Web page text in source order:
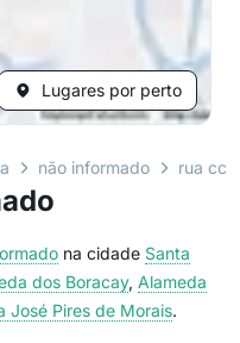
Lugares por perto
não informado rua cc
na cidade Santa
dos Boracay, Alameda
José Pires de Morais.